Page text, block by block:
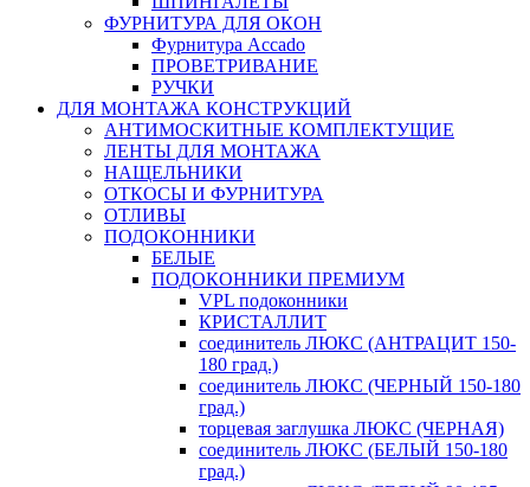
ФУРНИТУРА ДЛЯ ОКОН
Фурнитура Accado
ПРОВЕТРИВАНИЕ
РУЧКИ
ДЛЯ МОНТАЖА КОНСТРУКЦИЙ
АНТИМОСКИТНЫЕ КОМПЛЕКТУЩИЕ
ЛЕНТЫ ДЛЯ МОНТАЖА
НАЩЕЛЬНИКИ
ОТКОСЫ И ФУРНИТУРА
ОТЛИВЫ
ПОДОКОННИКИ
БЕЛЫЕ
ПОДОКОННИКИ ПРЕМИУМ
VPL подоконники
КРИСТАЛЛИТ
соединитель ЛЮКС (АНТРАЦИТ 150-
180 град.)
соединитель ЛЮКС (ЧЕРНЫЙ 150-180
град.)
торцевая заглушка ЛЮКС (ЧЕРНАЯ)
соединитель ЛЮКС (БЕЛЫЙ 150-180
град.)